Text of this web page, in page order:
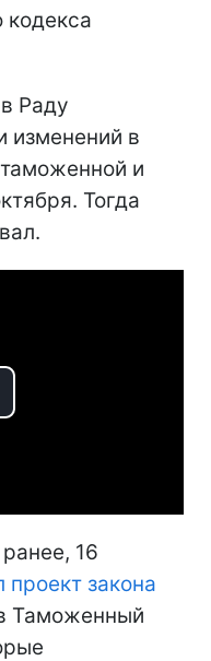
кодекса
Раду
изменений в
и
Тогда
16
закона
Таможенный